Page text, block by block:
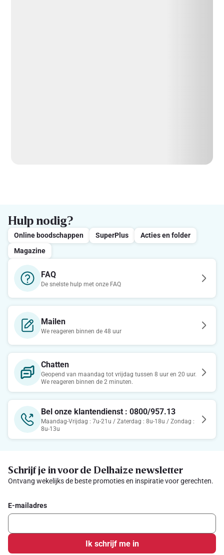
Hulp nodig?
Online boodschappen SuperPlus
Acties en folder
Magazine
FAQ
De snelste hulp met onze FAQ
Mailen
We reageren binnen de 48 uur
Chatten
Geopend van maandag tot vrijdag tussen 8 uur en 20 uur.
We reageren binnen de 2 minuten.
Bel onze klantendienst : 0800/957.13
Maandag-Vrijdag : 7u-21u / Zaterdag : 8u-18u / Zondag :
8u-13u
Schrijf je in voor de Delhaize newsletter
Ontvang wekelijks de beste promoties en inspiratie voor gerechten.
E-mailadres
Ik schrijf me in